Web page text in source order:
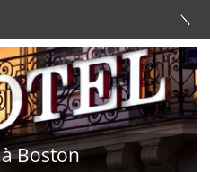
Boston